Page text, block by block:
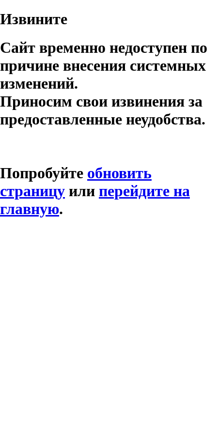
Извините
Сайт временно недоступен по
причине внесения системных
изменений.
Приносим свои извинения за
предоставленные неудобства.
Попробуйте обновить
страницу или перейдите на
главную.